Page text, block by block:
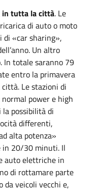
in tutta la città. Le
di auto o moto
«car sharing»,
Un altro
In totale saranno 79
entro la primavera
Le stazioni di
power e high
possibilità di
differenti,
alta potenza»
in 20/30 minuti. Il
auto elettriche in
di rottamare parte
da veicoli vecchi e,